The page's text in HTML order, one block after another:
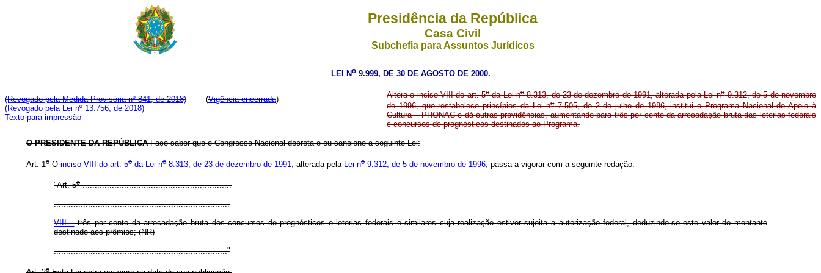
Presidência da República
Casa Civil
Subchefia para Assuntos Jurídicos
LEI No9.999, DE 30 DE AGOSTO DE 2000.
(Revogado pela Medida Provisória nº 841, de 2018) (Vigência encerrada)
(Revogado pela Lei nº 13.756, de 2018)
Texto para impressão
Altera o inciso VIII do art. 5oda Lei no8.313, de 23 de dezembro de 1991, alterada pela Lei no9.312, de 5 de novembro
de 1996, que restabelece princípios da Lei no7.505, de 2 de julho de 1986, institui o Programa Nacional de Apoio à
Cultura – PRONAC e dá outras providências, aumentando para três por cento da arrecadação bruta das loterias federais
e concursos de prognósticos destinados ao Programa.
O PRESIDENTE DA REPÚBLICAFaço saber que o Congresso Nacional decreta e eu sanciono a seguinte Lei:
Art. 1oOinciso VIII do art. 5oda Lei no8.313, de 23 de dezembro de 1991, alterada pelaLei no9.312, de 5 de novembro de 1996, passa a vigorar com a seguinte redação:
"Art. 5o.............................................................
........................................................................
VIII –três por cento da arrecadação bruta dos concursos de prognósticos e loterias federais e similares cuja realização estiver sujeita a autorização federal, deduzindo-se este valor do montante
destinado aos prêmios; (NR)
......................................................................."
o